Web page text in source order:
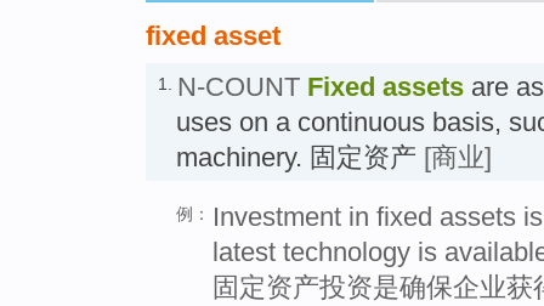
fixed asset
1. N-COUNT Fixed assets are
uses on a continuous basis,
machinery. 固定资产 [商业]
例：
Investment in fixed assets
latest technology is
固定资产投资是确保企业